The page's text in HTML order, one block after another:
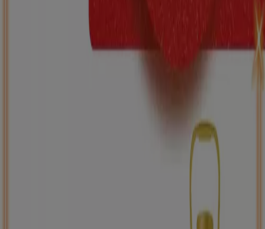
Alimentación, dulces, bebidas)
Caduca el 25/8
Cuevas de San Marcos